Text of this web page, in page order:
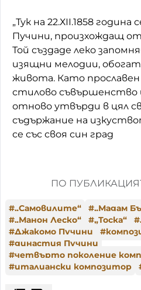
„Тук на 22.ХІІ.1858
Пучини, произхождащ
Той създаде леко
изящни мелодии,
живота. Като
стилово съвършенство
отново утвърди в цял
съдържание на
се със своя син град
ПО
#„Самовилите“ #„Мадам
#„Манон Леско“ #„Тоска“ #
#Джакомо Пучини #
#династия Пучини
#четвърто поколение
#италиански композитор